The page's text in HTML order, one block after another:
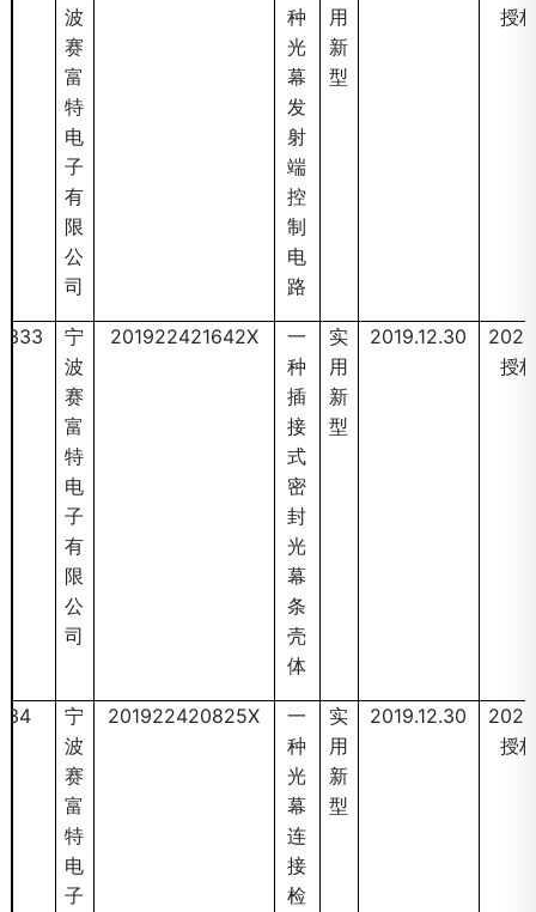
波
赛
富
特
电
子
有
限
公
司
种
光
幕
发
射
端
控
制
电
路
用
新
型
授
333
宁
波
赛
富
特
电
子
有
限
公
司
201922421642X
一
种
插
接
式
密
封
光
幕
条
壳
体
实
用
新
型
2019.12.30
授
34
宁
波
赛
富
特
电
子
201922420825X
一
种
光
幕
连
接
检
实
用
新
型
2019.12.30
授